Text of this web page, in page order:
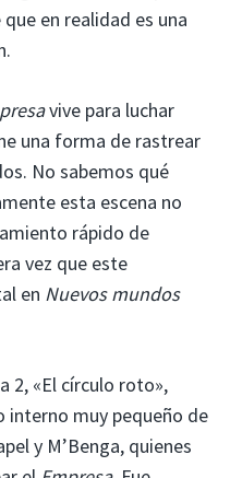
en realidad es una
vive para luchar
una forma de rastrear
No sabemos qué
esta escena no
rápido de
vez que este
en Nuevos mundos
2, «El círculo roto»,
interno muy pequeño de
y M’Benga, quienes